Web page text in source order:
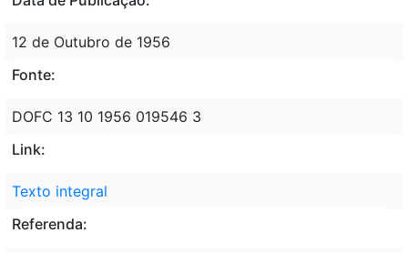
12 de Outubro de 1956
Fonte:
DOFC 13 10 1956 019546 3
Link:
Texto integral
Referenda: